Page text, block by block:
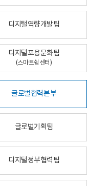
디지털역량개발팀
디지털포용문화팀
(스마트쉼센터)
글로벌협력본부
글로벌기획팀
디지털정부협력팀